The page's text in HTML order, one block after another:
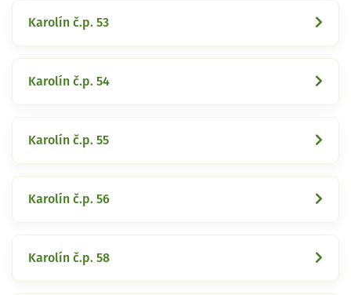
Karolín č.p. 53
Karolín č.p. 54
Karolín č.p. 55
Karolín č.p. 56
Karolín č.p. 58